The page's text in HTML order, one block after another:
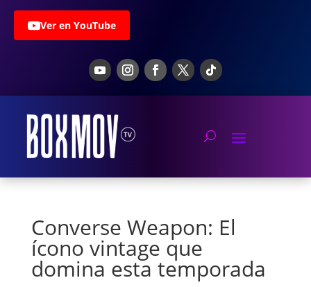
Ver en YouTube
Converse Weapon: El
ícono vintage que
domina esta temporada